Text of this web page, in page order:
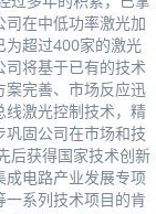
在中低功率激光加
为超过400家的激光
将基于已有的技术
案完善、市场反应迅
线激光控制技术，精
固公司在市场和技
后获得国家技术创新
成电路产业发展专项
系列技术项目的肯